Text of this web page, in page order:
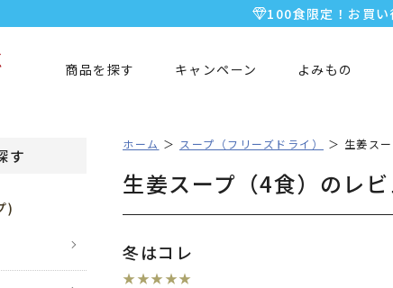
100食限定！お買い
新規会員登録で今すぐ使
商品を探す キャンペーン よみもの
ホーム スープ（フリーズドライ） 生姜ス
生姜スープ（4食）のレ
冬はコレ
★ ★★ ★★
す
)